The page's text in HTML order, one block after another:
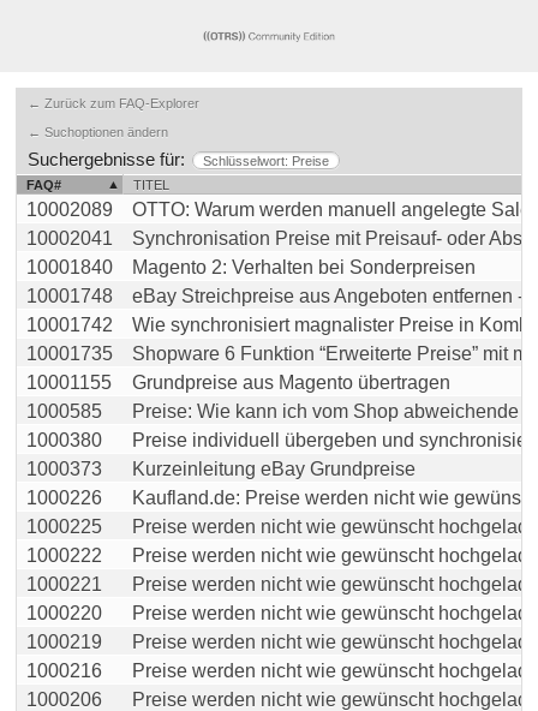
← Zurück zum FAQ-Explorer
← Suchoptionen ändern
Suchergebnisse für:
Schlüsselwort: Preise
FAQ#
TITEL
10002089
OTTO: Warum werden manuell angelegte
10002041
Synchronisation Preise mit Preisauf- oder
10001840
Magento 2: Verhalten bei Sonderpreisen
10001748
eBay Streichpreise aus Angeboten entfernen -
10001742
Wie synchronisiert magnalister Preise in
10001735
Shopware 6 Funktion “Erweiterte Preise” mit
10001155
Grundpreise aus Magento übertragen
1000585
Preise: Wie kann ich vom Shop abweichende
1000380
Preise individuell übergeben und
1000373
Kurzeinleitung eBay Grundpreise
1000226
Kaufland.de: Preise werden nicht wie
1000225
Preise werden nicht wie gewünscht
1000222
Preise werden nicht wie gewünscht
1000221
Preise werden nicht wie gewünscht
1000220
Preise werden nicht wie gewünscht
1000219
Preise werden nicht wie gewünscht
1000216
Preise werden nicht wie gewünscht
1000206
Preise werden nicht wie gewünscht